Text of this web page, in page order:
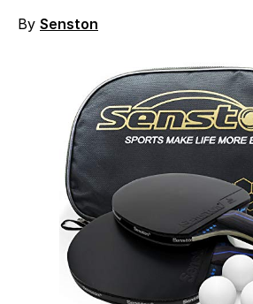
By Senston